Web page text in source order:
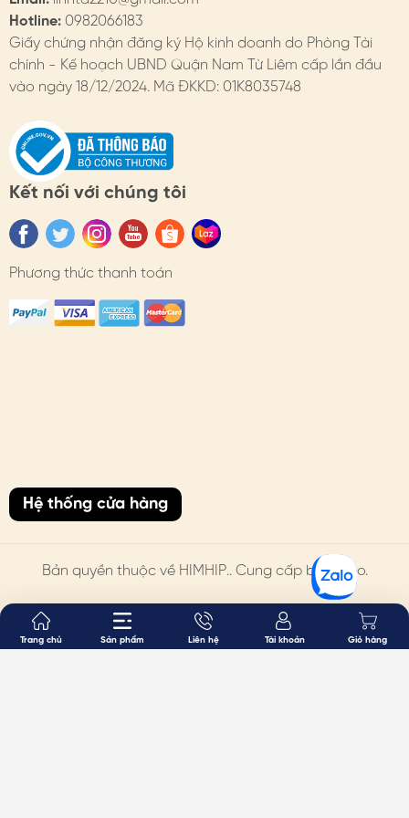
4. HIMHIP BẢO HÀNH
Chi tiết trên website
- Đổi hàng: https://himhipshop.vn/chinh-sach-doi-
hang
- Bảo hành: https://himhipshop.vn/chinh-sach-bao-
hanh
- Các nhu cầu khác: KH vui lòng liên hệ tư vấn.
#himhip #himhipshop #phukien #quatang #thoitrang
#caiao #chum3hoa #thanhlich
Hotline: 0982066183
Giấy chứng nhận đăng ký Hộ kinh doanh do Phòng Tài
chính - Kế hoạch UBND Quận Nam Từ Liêm cấp lần đầu
vào ngày 18/12/2024. Mã ĐKKD: 01K8035748
Kết nối với chúng tôi
Phương thức thanh toán
Hệ thống cửa hàng
Bản quyền thuộc về HIMHIP.. Cung cấp bởi Sapo.
Trang chủ Sản phẩm Liên hệ Tài khoản Giỏ hàng